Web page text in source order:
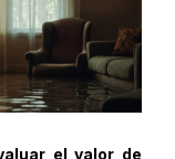
el valor de